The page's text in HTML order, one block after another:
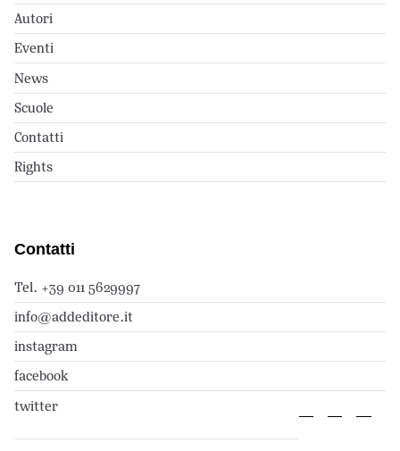
Autori
Eventi
News
Scuole
Contatti
Rights
Contatti
Tel. +39 011 5629997
info@addeditore.it
instagram
facebook
twitter